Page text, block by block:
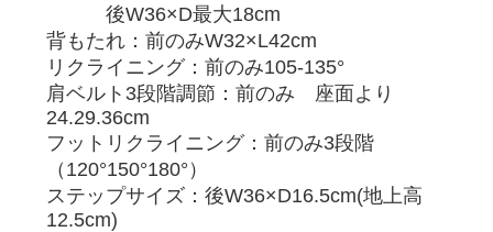
後W36×D最大18cm
背もたれ：前のみW32×L42cm
リクライニング：前のみ105-135°
肩ベルト3段階調節：前のみ 座面より
24.29.36cm
フットリクライニング：前のみ3段階
（120°150°180°）
ステップサイズ：後W36×D16.5cm(地上高
12.5cm)